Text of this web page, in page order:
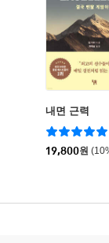
내면 근력
19,800원